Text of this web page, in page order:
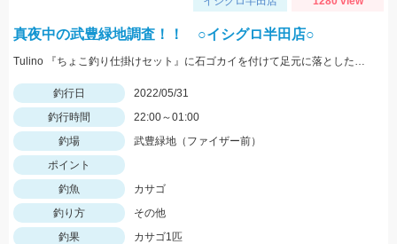
真夜中の武豊緑地調査！！ ○イシグロ半田店○
Tulino 『ちょこ釣り仕掛けセット』に石ゴカイを付けて足元に落としたらヒット！
釣行日
2022/05/31
釣行時間
22:00～01:00
釣場
武豊緑地（ファイザー前）
ポイント
釣魚
カサゴ
釣り方
その他
釣果
カサゴ1匹